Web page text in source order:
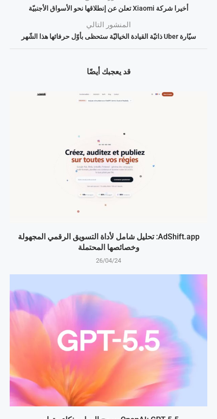
أخيرا شركة Xiaomi تعلن عن إنطلاقها نحو الأسواق الأجنبيّة
المنشور التالي
سيّارة Uber ذاتيّة القيادة الخياليّة ستحظى بأوّل حرفائها هذا الشّهر
قد يعجبك أيضًا
AdShift.app: تحليل شامل لأداة التسويق الرقمي المجهولة
وخصائصها المحتملة
26/04/24